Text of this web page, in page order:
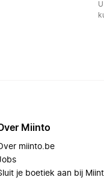
Miinto
miinto.be
je boetiek aan bij